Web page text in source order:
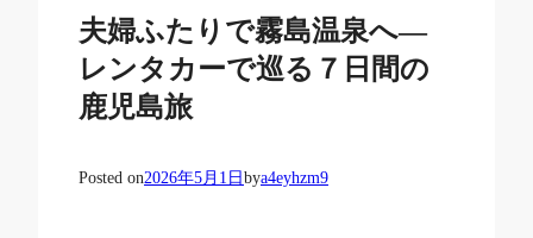
夫婦ふたりで霧島温泉へ―
レンタカーで巡る７日間の
鹿児島旅
Posted on2026年5月1日 bya4eyhzm9